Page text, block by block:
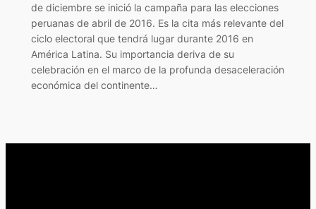
de diciembre se inició la campaña para las elecciones
peruanas de abril de 2016. Es la cita más relevante del
ciclo electoral que tendrá lugar durante 2016 en
América Latina. Su importancia deriva de su
celebración en el marco de la profunda desaceleración
económica del continente…